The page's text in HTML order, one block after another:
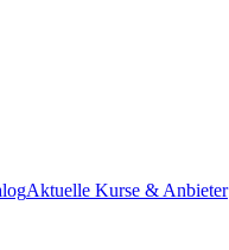
Aktuelle Kurse & Anbieter